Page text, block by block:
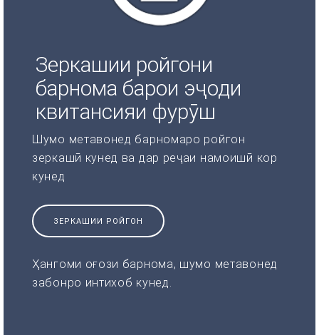
Зеркашии ройгони
барнома барои эҷоди
квитансияи фурӯш
Шумо метавонед барномаро ройгон
зеркашӣ кунед ва дар реҷаи намоишӣ кор
кунед
ЗЕРКАШИИ РОЙГОН
Ҳангоми оғози барнома, шумо метавонед
забонро интихоб кунед.